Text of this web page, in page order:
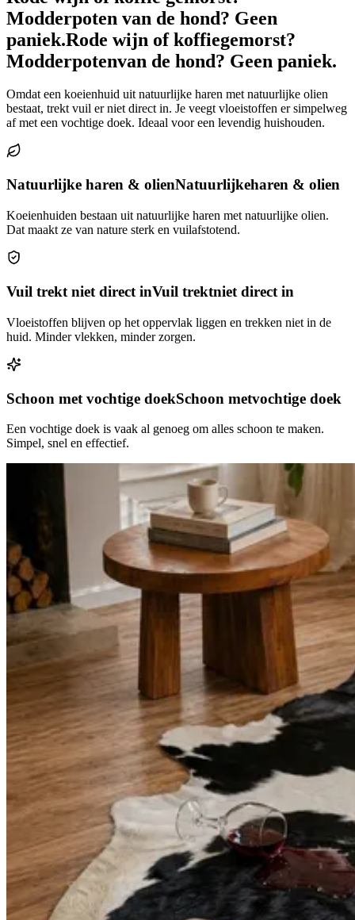
Modderpoten van de hond? Geen
paniek.Rode wijn of koffiegemorst?
Modderpotenvan de hond? Geen paniek.
Omdat een koeienhuid uit natuurlijke haren met natuurlijke olien
bestaat, trekt vuil er niet direct in. Je veegt vloeistoffen er simpelweg
af met een vochtige doek. Ideaal voor een levendig huishouden.
Natuurlijke haren & olienNatuurlijkeharen & olien
Koeienhuiden bestaan uit natuurlijke haren met natuurlijke olien.
Dat maakt ze van nature sterk en vuilafstotend.
Vuil trekt niet direct inVuil trektniet direct in
Vloeistoffen blijven op het oppervlak liggen en trekken niet in de
huid. Minder vlekken, minder zorgen.
Schoon met vochtige doekSchoon metvochtige doek
Een vochtige doek is vaak al genoeg om alles schoon te maken.
Simpel, snel en effectief.